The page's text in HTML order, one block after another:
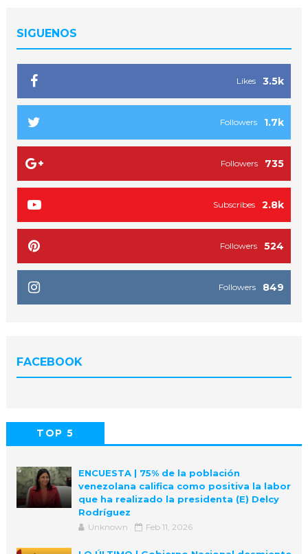
SIGUENOS
3.5k
Likes
1.7k
Followers
735
Followers
2.8k
Subscribes
524
Followers
849
Followers
FACEBOOK
TOP 5
ENCUESTA | 75% de la población
venezolana califica como positiva la labor
que ha realizado la presidenta (E) Delcy
Rodríguez
Unknown Feb 11, 2026